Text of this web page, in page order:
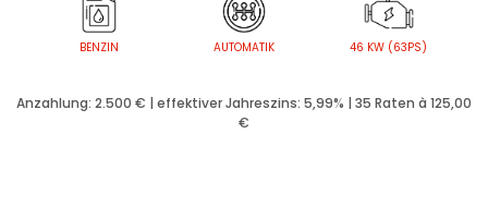
BENZIN AUTOMATIK 46 KW (63PS)
Anzahlung: 2.500 € | effektiver Jahreszins: 5,99% | 35 Raten à 125,00
€